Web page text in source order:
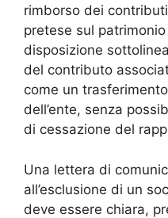
rimborso dei
pretese sul
disposizione
del contributo
come un
dell’ente, senza
di cessazione del
Una lettera di
all’esclusione di un
deve essere chiara,